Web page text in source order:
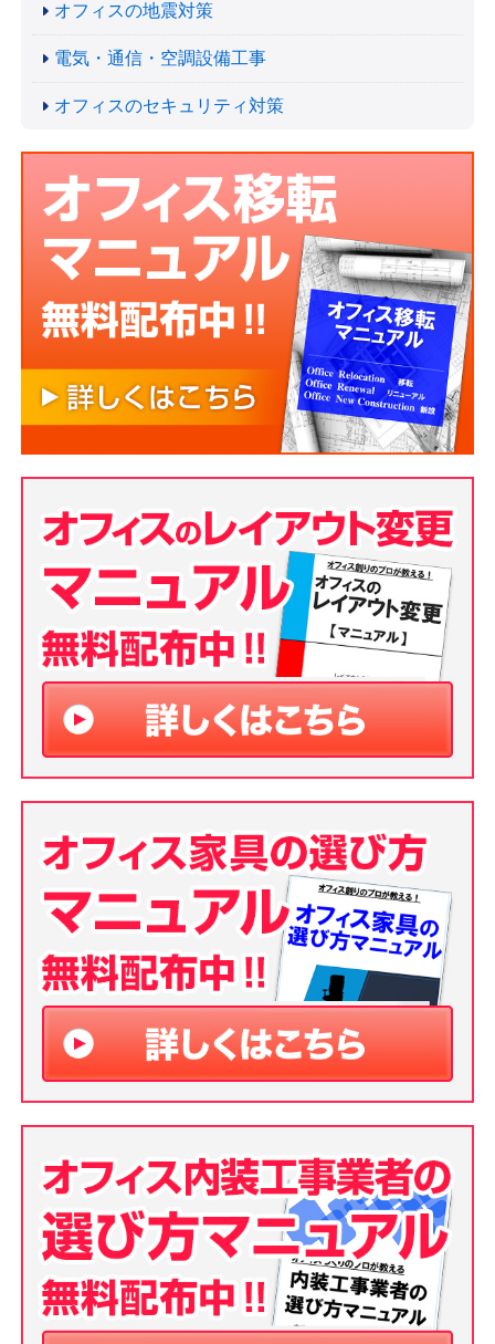
オフィスの地震対策
電気・通信・空調設備工事
オフィスのセキュリティ対策